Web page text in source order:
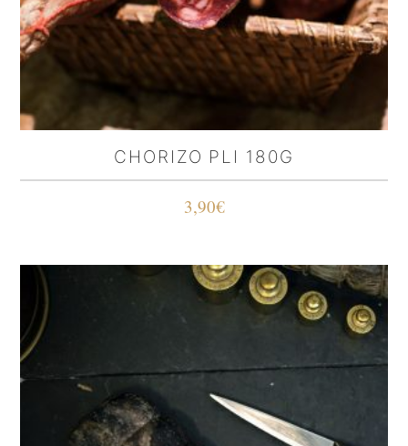
CHORIZO PLI 180G
3,90€